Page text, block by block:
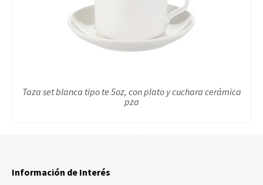
Taza set blanca tipo te 5oz, con plato y cuchara cerámica
pza
Información de Interés